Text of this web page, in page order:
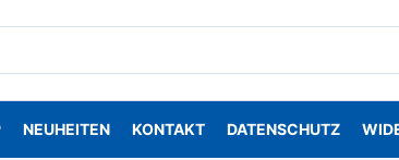
NEUHEITEN KONTAKT DATENSCHUTZ